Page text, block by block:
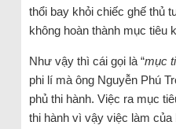
thổi bay khỏi chiếc ghế thủ
không hoàn thành mục tiêu
Như vậy thì cái gọi là “mục
phi lí mà ông Nguyễn Phú
phủ thi hành. Việc ra mục
thi hành vì vậy việc làm